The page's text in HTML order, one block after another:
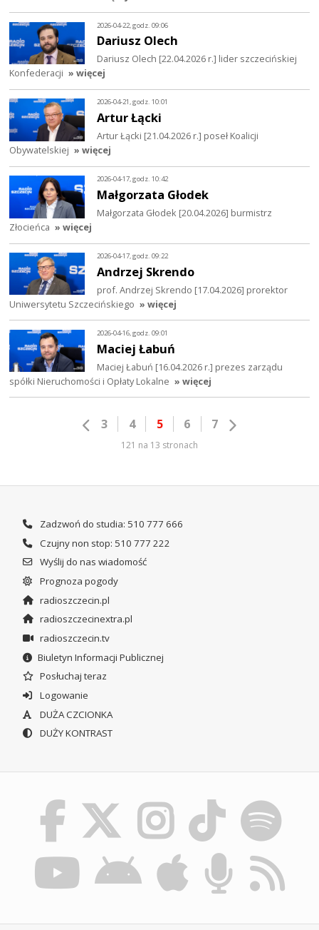
2026-04-22, godz. 09:06
Dariusz Olech
Dariusz Olech [22.04.2026 r.] lider szczecińskiej
Konfederacji » więcej
2026-04-21, godz. 10:01
Artur Łącki
Artur Łącki [21.04.2026 r.] poseł Koalicji
Obywatelskiej » więcej
2026-04-17, godz. 10:42
Małgorzata Głodek
Małgorzata Głodek [20.04.2026] burmistrz
Złocieńca » więcej
2026-04-17, godz. 09:22
Andrzej Skrendo
prof. Andrzej Skrendo [17.04.2026] prorektor
Uniwersytetu Szczecińskiego » więcej
2026-04-16, godz. 09:01
Maciej Łabuń
Maciej Łabuń [16.04.2026 r.] prezes zarządu
spółki Nieruchomości i Opłaty Lokalne » więcej
3 4 5 6 7
121 na 13 stronach
Zadzwoń do studia: 510 777 666
Czujny non stop: 510 777 222
Wyślij do nas wiadomość
Prognoza pogody
radioszczecin.pl
radioszczecinextra.pl
radioszczecin.tv
Biuletyn Informacji Publicznej
Posłuchaj teraz
Logowanie
DUŻA CZCIONKA
DUŻY KONTRAST